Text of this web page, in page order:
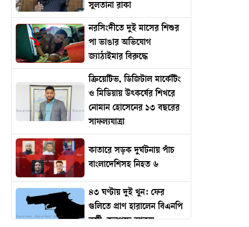
সুলতানা রাকা
নরসিংদীতে দুই মাসের শিশুর
পা ভাঙার অভিযোগ
জ্যাঠাইমার বিরুদ্ধে
ক্রিয়েটিভ, ডিজিটাল মার্কেটিং
ও মিডিয়ায় উৎকর্ষের শিখরে
নোমান হোসেনের ১৩ বছরের
সাফল্যযাত্রা
কাতারে সড়ক দুর্ঘটনায় পাঁচ
বাংলাদেশিসহ নিহত ৬
৪৩ ঘণ্টায় দুই খুন: ফের
গুলিতে প্রাণ হারালেন বিএনপি
কর্মী, জনপদে আতঙ্ক